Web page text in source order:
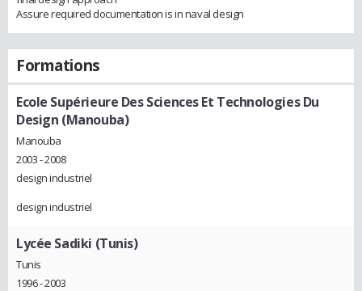
Assure required documentation is in naval design
Formations
Ecole Supérieure Des Sciences Et Technologies Du
Design (Manouba)
Manouba
2003 - 2008
design industriel
design industriel
Lycée Sadiki (Tunis)
Tunis
1996 - 2003